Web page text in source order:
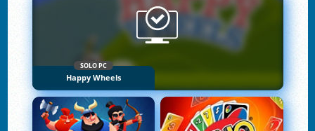
SOLO PC
Happy Wheels